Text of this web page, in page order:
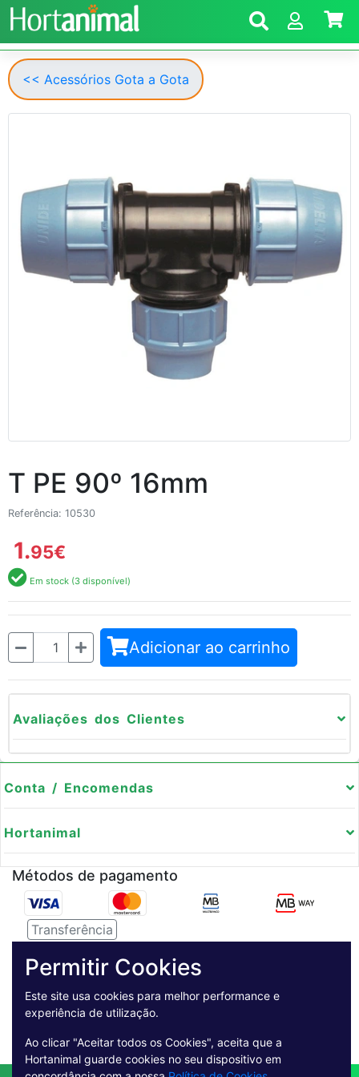
<< Acessórios Gota a Gota
T PE 90º 16mm
Referência: 10530
1.95€
Em stock (3 disponível)
Quantidade Adicionar ao carrinho
Avaliações dos Clientes
Conta / Encomendas
Hortanimal
Métodos de pagamento
Transferência
Pagamento Seguro
Permitir Cookies
Este site usa cookies para melhor performance e
experiência de utilização.
Ao clicar "Aceitar todos os Cookies", aceita que a
Hortanimal guarde cookies no seu dispositivo em